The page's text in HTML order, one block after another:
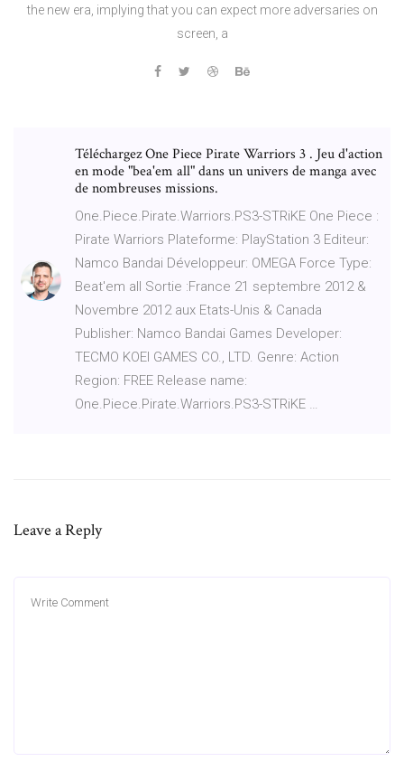
the new era, implying that you can expect more adversaries on
screen, a
Téléchargez One Piece Pirate Warriors 3 . Jeu d'action
en mode "bea'em all" dans un univers de manga avec
de nombreuses missions.
One.Piece.Pirate.Warriors.PS3-STRiKE One Piece :
Pirate Warriors Plateforme: PlayStation 3 Editeur:
Namco Bandai Développeur: OMEGA Force Type:
Beat'em all Sortie :France 21 septembre 2012 &
Novembre 2012 aux Etats-Unis & Canada
Publisher: Namco Bandai Games Developer:
TECMO KOEI GAMES CO., LTD. Genre: Action
Region: FREE Release name:
One.Piece.Pirate.Warriors.PS3-STRiKE …
Leave a Reply